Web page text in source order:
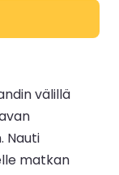
välillä
Nauti
matkan